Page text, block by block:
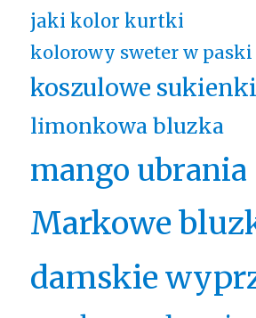
jaki kolor kurtki
kolorowy sweter w paski
koszulowe sukienki
limonkowa bluzka
mango ubrania
Markowe
damskie